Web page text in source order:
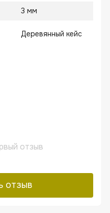
3 мм
Деревянный кейс
отзыв
отзыв